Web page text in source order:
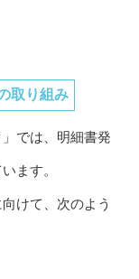
取り組み
では、明細書発
ます。
けて、次のよう